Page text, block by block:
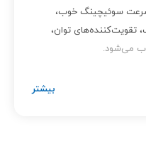
سوئیچینگ خوب،
تقویت‌کننده‌های توان،
می‌شود.